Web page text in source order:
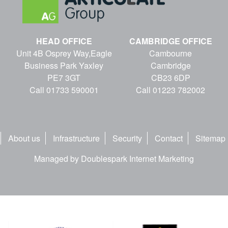
HEAD OFFICE
Unit 4B Osprey Way,Eagle
Business Park Yaxley
PE7 3GT
Call 01733 590001
CAMBRIDGE OFFICE
Cambourne
Cambridge
CB23 6DP
Call 01223 782002
About us Infrastructure Security Contact
Sitemap
Managed by Doublespark Internet Marketing